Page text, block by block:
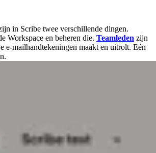
in Scribe twee verschillende dingen.
Workspace en beheren die. Teamleden zijn
e-mailhandtekeningen maakt en uitrolt. Eén